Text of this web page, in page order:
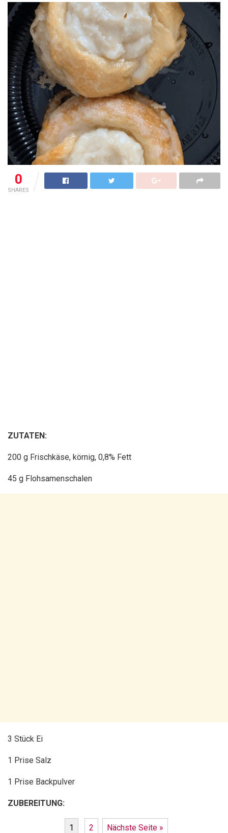
0
SHARES
ZUTATEN:
200 g Frischkäse, körnig, 0,8% Fett
45 g Flohsamenschalen
3 Stück Ei
1 Prise Salz
1 Prise Backpulver
ZUBEREITUNG:
1 2 Nächste Seite »